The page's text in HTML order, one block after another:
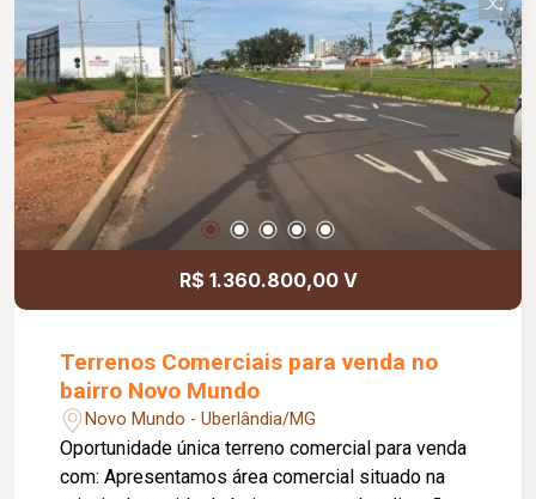
R$ 1.360.800,00 V
Terrenos Comerciais para venda no
bairro Novo Mundo
Novo Mundo - Uberlândia/MG
Oportunidade única terreno comercial para venda
com: Apresentamos área comercial situado na